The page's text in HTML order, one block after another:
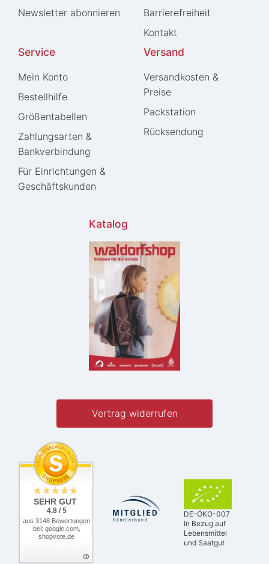
Newsletter abonnieren
Barrierefreiheit
Kontakt
Service
Mein Konto
Bestellhilfe
Größentabellen
Zahlungsarten &
Bankverbindung
Für Einrichtungen &
Geschäftskunden
Versand
Versandkosten &
Preise
Packstation
Rücksendung
Katalog
Vertrag widerrufen
SEHR GUT
4.8 / 5
aus 3148 Bewertungen
bei: google.com,
shopvote.de
DE-ÖKO-007
In Bezug auf
Lebensmittel
und Saatgut